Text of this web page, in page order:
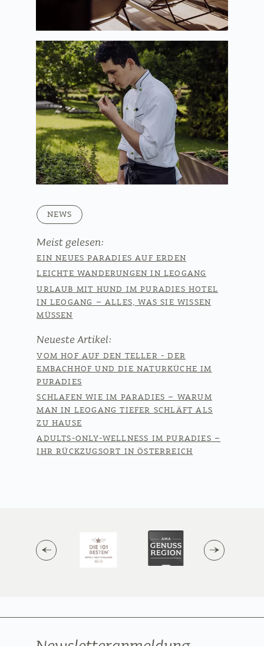
NEWS
Meist gelesen:
EIN NEUES PARADIES AUF ERDEN
LEICHTE WANDERUNGEN IN LEOGANG
URLAUB MIT HUND IM PURADIES HOTEL
IN LEOGANG – ALLES, WAS SIE WISSEN
MÜSSEN
Neueste Artikel:
VOM HOF AUF DEN TELLER - DER
EMBACHHOF UND DIE NATURKÜCHE IM
PURADIES
SCHLAFEN WIE IM PARADIES – WARUM
MAN IN LEOGANG TIEFER SCHLÄFT ALS
ZU HAUSE
ADULTS-ONLY-WELLNESS IM PURADIES –
IHR RÜCKZUGSORT IN ÖSTERREICH